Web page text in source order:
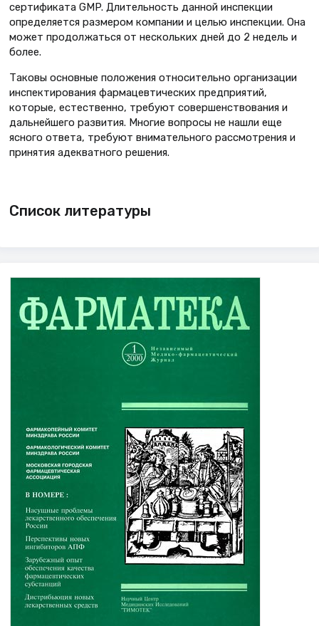
сертификата GMP. Длительность данной инспекции
определяется размером компании и целью инспекции. Она
может продолжаться от нескольких дней до 2 недель и
более.
Таковы основные положения относительно организации
инспектирования фармацевтических предприятий,
которые, естественно, требуют совершенствования и
дальнейшего развития. Многие вопросы не нашли еще
ясного ответа, требуют внимательного рассмотрения и
принятия адекватного решения.
Список литературы